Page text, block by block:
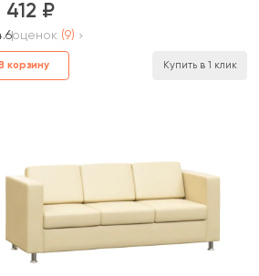
412
оценок (9)
В корзину Купить в 1 клик